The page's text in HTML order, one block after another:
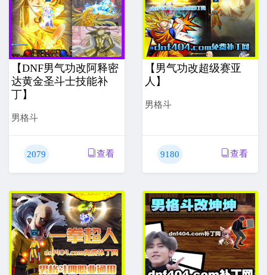
【DNF男气功改阿释密
达黄金圣斗士技能补
丁】
男格斗
2079 查看
【男气功改超级赛亚
人】
男格斗
9180 查看